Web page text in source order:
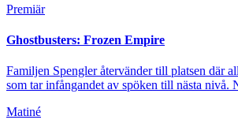
Premiär
Ghostbusters: Frozen Empire
Familjen Spengler återvänder till platsen där
som tar infångandet av spöken till nästa
Matiné